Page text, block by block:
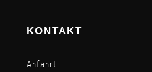
KONTAKT
Anfahrt